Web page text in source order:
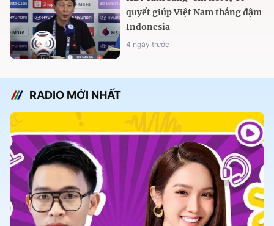
quyết giúp Việt Nam thắng đậm
Indonesia
4 ngày trước
RADIO MỚI NHẤT